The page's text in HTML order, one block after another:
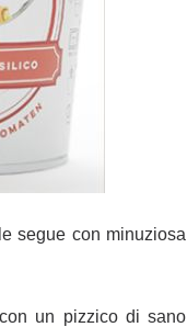
segue con minuziosa
un pizzico di sano